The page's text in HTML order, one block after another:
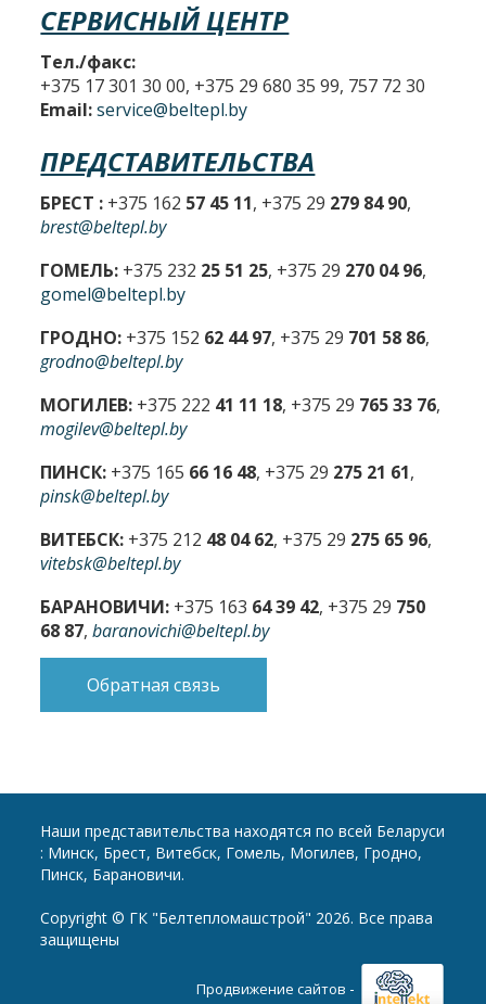
СЕРВИСНЫЙ ЦЕНТР
Тел./факс:
+375 17 301 30 00, +375 29 680 35 99, 757 72 30
Email: service@beltepl.by
ПРЕДСТАВИТЕЛЬСТВА
БРЕСТ : +375 162 57 45 11, +375 29 279 84 90,
brest@beltepl.by
ГОМЕЛЬ: +375 232 25 51 25, +375 29 270 04 96,
gomel@beltepl.by
ГРОДНО: +375 152 62 44 97, +375 29 701 58 86,
grodno@beltepl.by
МОГИЛЕВ: +375 222 41 11 18, +375 29 765 33 76,
mogilev@beltepl.by
ПИНСК: +375 165 66 16 48, +375 29 275 21 61,
pinsk@beltepl.by
ВИТЕБСК: +375 212 48 04 62, +375 29 275 65 96,
vitebsk@beltepl.by
БАРАНОВИЧИ: +375 163 64 39 42, +375 29 750
68 87,baranovichi@beltepl.by
Обратная связь
Наши представительства находятся по всей Беларуси
: Минск, Брест, Витебск, Гомель, Могилев, Гродно,
Пинск, Барановичи.
Copyright © ГК "Белтепломашстрой" 2026. Все права
защищены
Продвижение сайтов -